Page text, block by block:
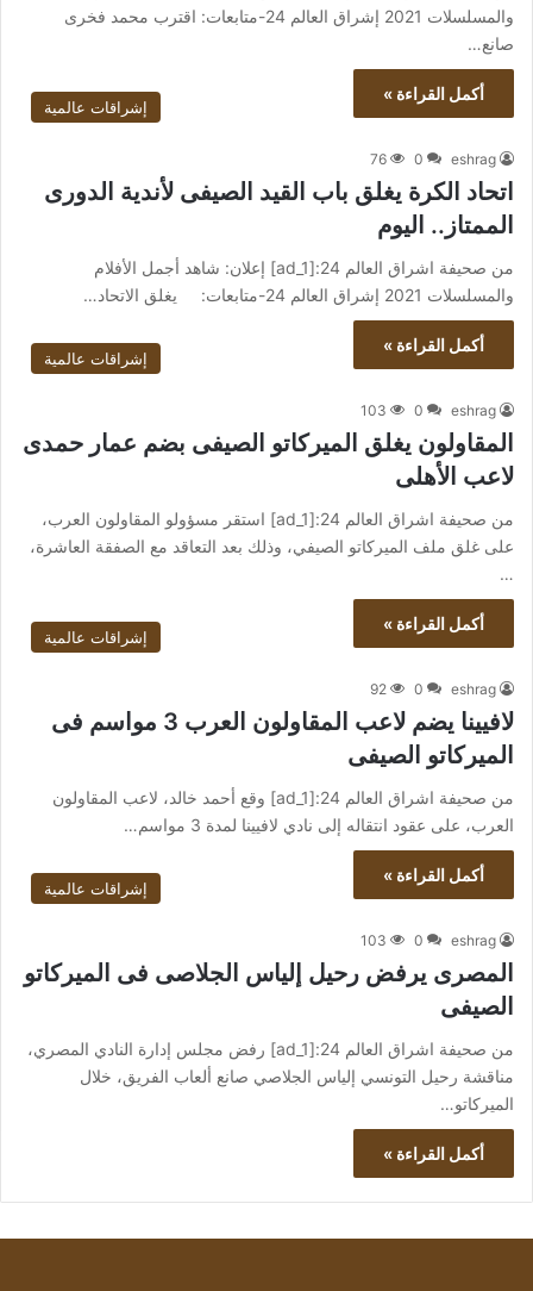
والمسلسلات 2021 إشراق العالم 24-متابعات: اقترب محمد فخرى
صانع…
أكمل القراءة »
إشراقات عالمية
eshrag
0
76
اتحاد الكرة يغلق باب القيد الصيفى لأندية الدورى
الممتاز.. اليوم
من صحيفة اشراق العالم 24:[ad_1] إعلان: شاهد أجمل الأفلام
والمسلسلات 2021 إشراق العالم 24-متابعات: يغلق الاتحاد…
أكمل القراءة »
إشراقات عالمية
eshrag
0
103
المقاولون يغلق الميركاتو الصيفى بضم عمار حمدى
لاعب الأهلى
من صحيفة اشراق العالم 24:[ad_1] استقر مسؤولو المقاولون العرب،
على غلق ملف الميركاتو الصيفي، وذلك بعد التعاقد مع الصفقة العاشرة،
…
أكمل القراءة »
إشراقات عالمية
eshrag
0
92
لافيينا يضم لاعب المقاولون العرب 3 مواسم فى
الميركاتو الصيفى
من صحيفة اشراق العالم 24:[ad_1] وقع أحمد خالد، لاعب المقاولون
العرب، على عقود انتقاله إلى نادي لافيينا لمدة 3 مواسم…
أكمل القراءة »
إشراقات عالمية
eshrag
0
103
المصرى يرفض رحيل إلياس الجلاصى فى الميركاتو
الصيفى
من صحيفة اشراق العالم 24:[ad_1] رفض مجلس إدارة النادي المصري،
مناقشة رحيل التونسي إلياس الجلاصي صانع ألعاب الفريق، خلال
الميركاتو…
أكمل القراءة »